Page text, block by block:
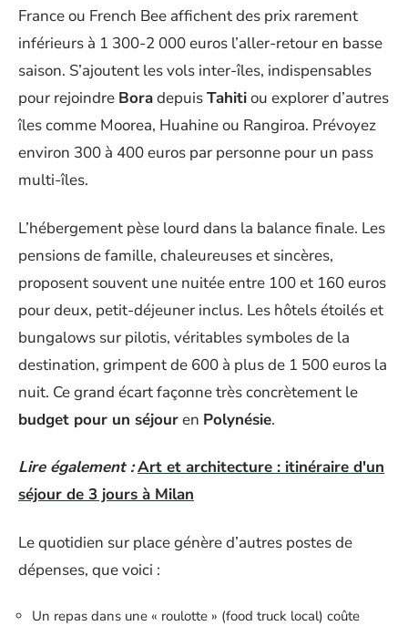
France ou French Bee affichent des prix rarement
inférieurs à 1 300-2 000 euros l’aller-retour en basse
saison. S’ajoutent les vols inter-îles, indispensables
pour rejoindre BoradepuisTahitiou explorer d’autres
îles comme Moorea, Huahine ou Rangiroa. Prévoyez
environ 300 à 400 euros par personne pour un pass
multi-îles.
L’hébergement pèse lourd dans la balance finale. Les
pensions de famille, chaleureuses et sincères,
proposent souvent une nuitée entre 100 et 160 euros
pour deux, petit-déjeuner inclus. Les hôtels étoilés et
bungalows sur pilotis, véritables symboles de la
destination, grimpent de 600 à plus de 1 500 euros la
nuit. Ce grand écart façonne très concrètement le
budget pour un séjouren Polynésie.
Lire également :Art et architecture : itinéraire d'un
séjour de 3 jours à Milan
Le quotidien sur place génère d’autres postes de
dépenses, que voici :
Un repas dans une « roulotte » (food truck local) coûte